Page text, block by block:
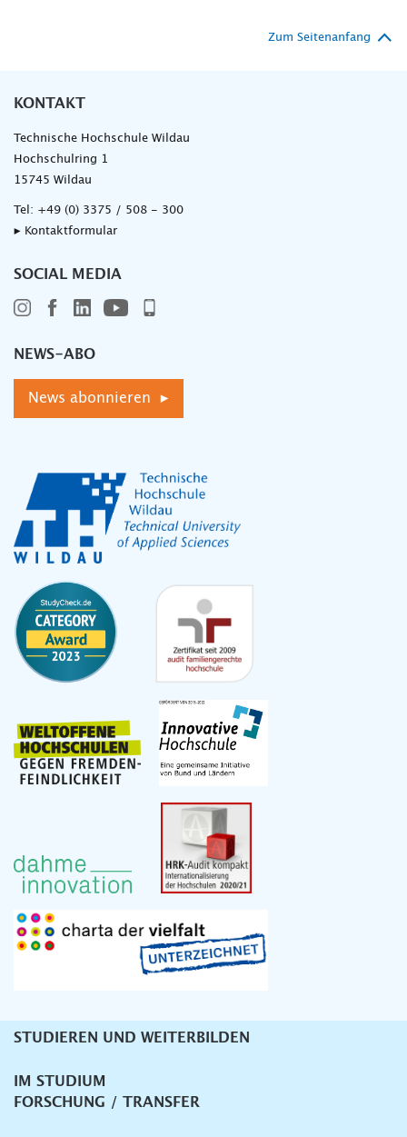
Zum Seitenanfang
KONTAKT
Technische Hochschule Wildau
Hochschulring 1
15745 Wildau
Tel: +49 (0) 3375 / 508 - 300
▸ Kontaktformular
SOCIAL MEDIA
NEWS-ABO
News abonnieren ▸
Unternavigation
STUDIEREN UND WEITERBILDEN
IM STUDIUM
FORSCHUNG / TRANSFER